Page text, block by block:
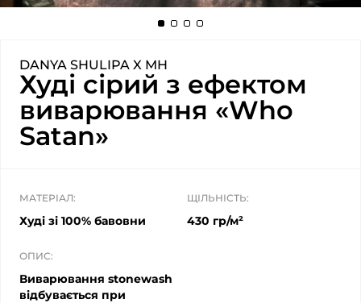
DANYA SHULIPA X MH
Худі сірий з ефектом
виварювання «Who
Satan»
МАТЕРІАЛ:
Худі зі 100% бавовни
ЩІЛЬНІСТЬ:
430 гр/м²
ОПИС:
Виварювання stonewash
відбувається при